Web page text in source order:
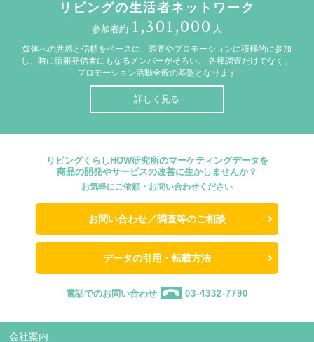
リビングの生活者ネットワーク
参加者約 1,301,000 人
媒体への共感と信頼をベースに、調査やプロモーションに積極的に参加
し、時に情報発信者にもなるメンバーがそろい、
各種調査だけでなく、
プロモーション活動全般の基盤となります
詳しく見る
リビングくらしHOW研究所のマーケティングデータを
商品の開発やサービスの改善に生かしませんか？
お気軽にご依頼・お問い合わせください
お問い合わせ／調査等のご相談
データの引用・転載方法
電話でのお問い合わせ 03-4332-7790
会社案内